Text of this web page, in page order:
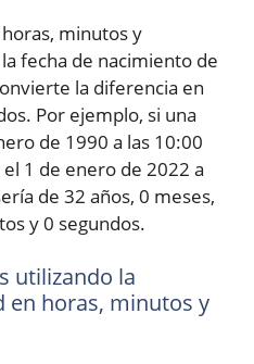
minutos y
fecha de nacimiento de
la diferencia en
Por ejemplo, si una
de 1990 a las 10:00
1 de enero de 2022 a
de 32 años, 0 meses,
y 0 segundos.
utilizando la
en horas, minutos y